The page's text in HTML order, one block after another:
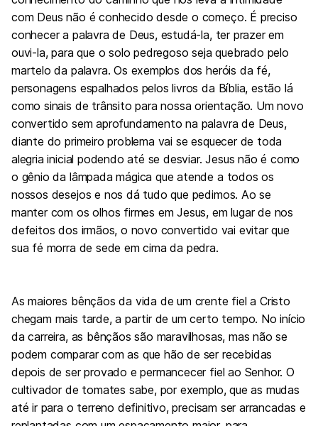
com Deus não é conhecido desde o começo. É preciso
conhecer a palavra de Deus, estudá-la, ter prazer em
ouvi-la, para que o solo pedregoso seja quebrado pelo
martelo da palavra. Os exemplos dos heróis da fé,
personagens espalhados pelos livros da Bíblia, estão lá
como sinais de trânsito para nossa orientação. Um novo
convertido sem aprofundamento na palavra de Deus,
diante do primeiro problema vai se esquecer de toda
alegria inicial podendo até se desviar. Jesus não é como
o gênio da lâmpada mágica que atende a todos os
nossos desejos e nos dá tudo que pedimos. Ao se
manter com os olhos firmes em Jesus, em lugar de nos
defeitos dos irmãos, o novo convertido vai evitar que
sua fé morra de sede em cima da pedra.
As maiores bênçãos da vida de um crente fiel a Cristo
chegam mais tarde, a partir de um certo tempo. No início
da carreira, as bênçãos são maravilhosas, mas não se
podem comparar com as que hão de ser recebidas
depois de ser provado e permancecer fiel ao Senhor. O
cultivador de tomates sabe, por exemplo, que as mudas
até ir para o terreno definitivo, precisam ser arrancadas e